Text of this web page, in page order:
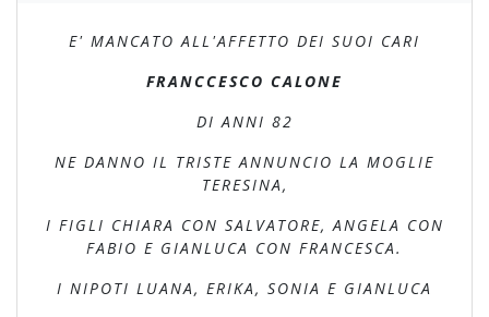
E' MANCATO ALL'AFFETTO DEI SUOI CARI
FRANCCESCO CALONE
DI ANNI 82
NE DANNO IL TRISTE ANNUNCIO LA MOGLIE
TERESINA,
I FIGLI CHIARA CON SALVATORE, ANGELA CON
FABIO E GIANLUCA CON FRANCESCA.
I NIPOTI LUANA, ERIKA, SONIA E GIANLUCA